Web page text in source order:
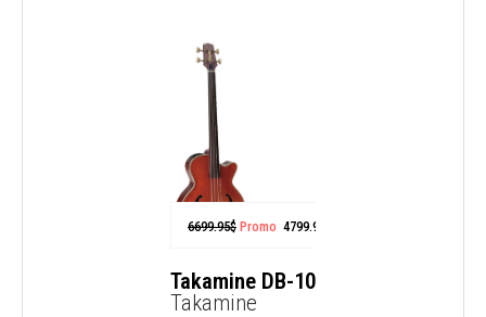
6699.95$ Promo 4799.99
Takamine DB-10
Takamine